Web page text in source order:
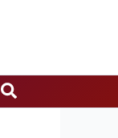
Search